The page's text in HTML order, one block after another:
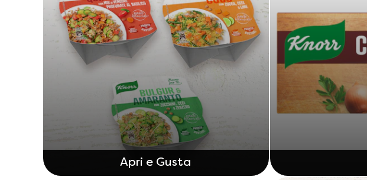
Apri e Gusta